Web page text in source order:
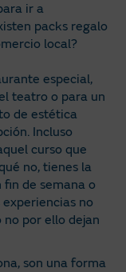
ir a
packs regalo
local?
especial,
teatro o para un
de estética
Incluso
curso que
no, tienes la
de semana o
no
no por ello dejan
son una forma